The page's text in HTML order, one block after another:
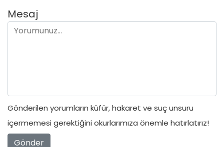
Mesaj
Gönderilen yorumların küfür, hakaret ve suç unsuru
içermemesi gerektiğini okurlarımıza önemle hatırlatırız!
Gönder